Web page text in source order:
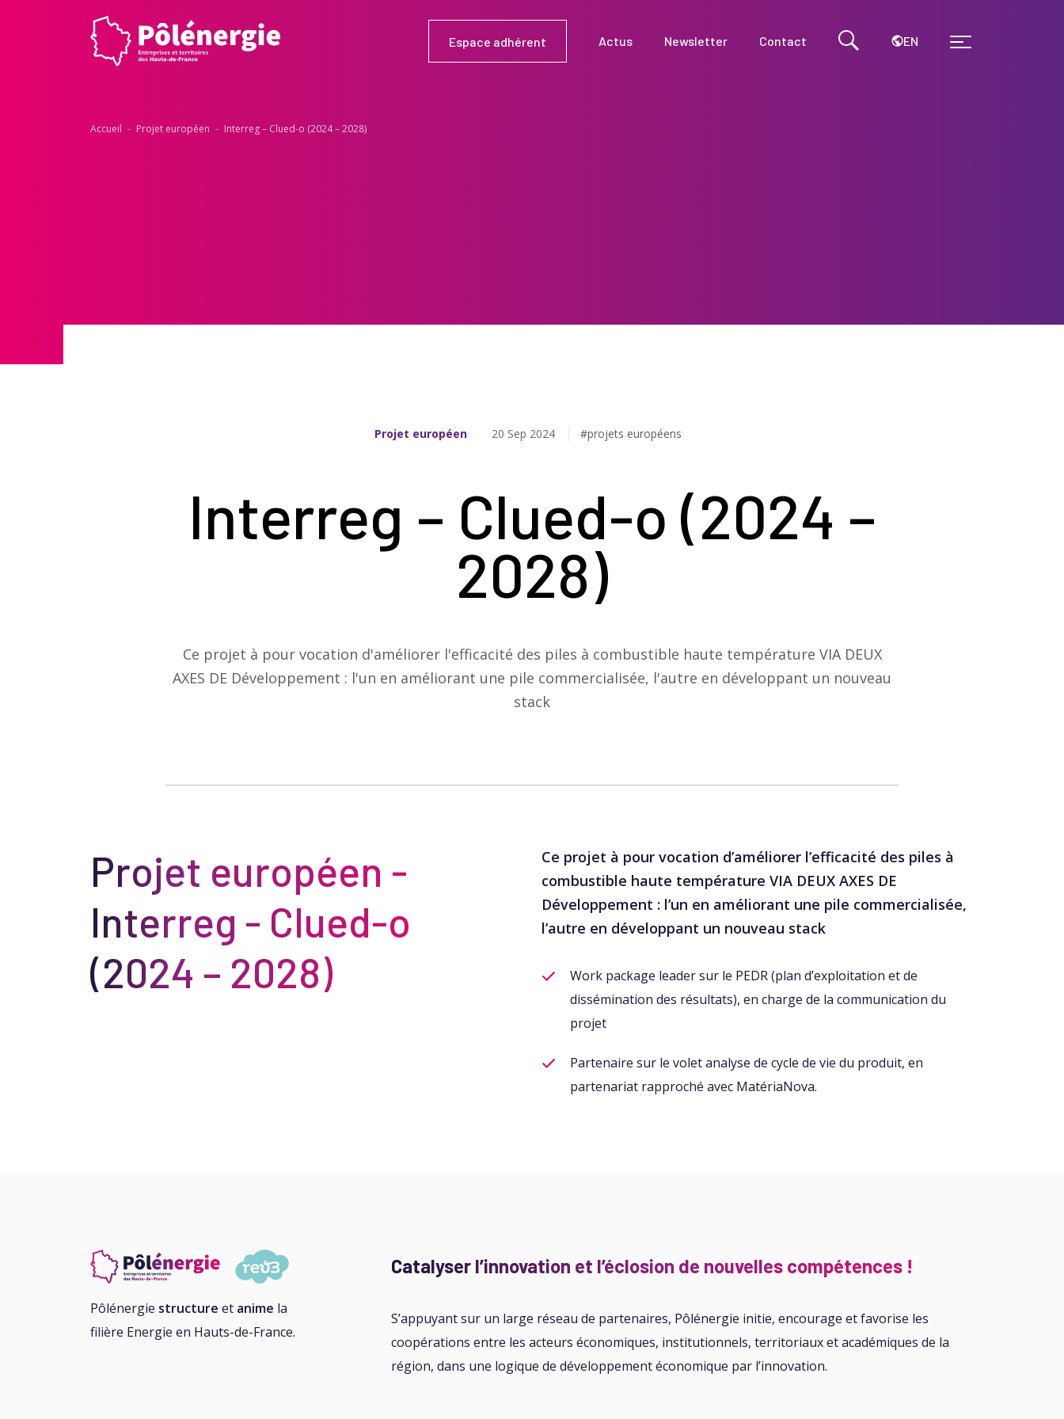
Espace adhérent Actus Newsletter Contact EN
Accueil - Projet européen - Interreg​ – Clued-o (2024 – 2028)​
Projet européen 20 Sep 2024 #projets européens
Interreg​ – Clued-o (2024 –
2028)​
Ce projet à pour vocation d'améliorer l'efficacité des piles à combustible haute température VIA DEUX
AXES DE Développement : l'un en améliorant une pile commercialisée, l'autre en développant un nouveau
stack​
Projet européen -
Interreg​ - Clued-o
(2024 – 2028)​
Ce projet à pour vocation d’améliorer l’efficacité des piles à
combustible haute température VIA DEUX AXES DE
Développement : l’un en améliorant une pile commercialisée,
l’autre en développant un nouveau stack​
Work package leader sur le PEDR (plan d’exploitation et de
dissémination des résultats), en charge de la communication du
projet
Partenaire sur le volet analyse de cycle de vie du produit, en
partenariat rapproché avec MatériaNova.
Pôlénergie structure et anime la
filière Energie en Hauts-de-France.
Catalyser l’innovation et l’éclosion de nouvelles compétences !
S’appuyant sur un large réseau de partenaires, Pôlénergie initie, encourage et favorise les
coopérations entre les acteurs économiques, institutionnels, territoriaux et académiques de la
région, dans une logique de développement économique par l’innovation.